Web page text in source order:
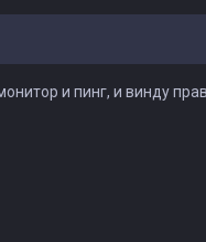
и пинг, и винду